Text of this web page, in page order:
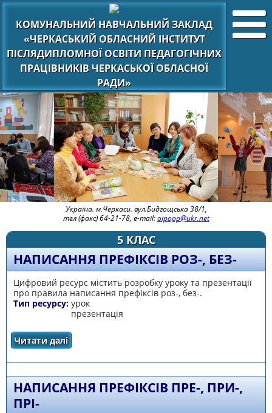
КОМУНАЛЬНИЙ НАВЧАЛЬНИЙ ЗАКЛАД
«ЧЕРКАСЬКИЙ ОБЛАСНИЙ ІНСТИТУТ
ПІСЛЯДИПЛОМНОЇ ОСВІТИ ПЕДАГОГІЧНИХ
ПРАЦІВНИКІВ ЧЕРКАСЬКОЇ ОБЛАСНОЇ
РАДИ»
Україна. м.Черкаси. вул.Бидгощська 38/1,
тел (факс) 64-21-78, e-mail:oipopp@ukr.net
5 КЛАС
НАПИСАННЯ ПРЕФІКСІВ РОЗ-, БЕЗ-
Цифровий ресурс містить розробку уроку та презентації
про правила написання префіксів роз-, без-.
Тип ресурсу: урок
презентація
Читати даліпро Написання префіксів РОЗ-, БЕЗ-
НАПИСАННЯ ПРЕФІКСІВ ПРЕ-, ПРИ-,
ПРІ-